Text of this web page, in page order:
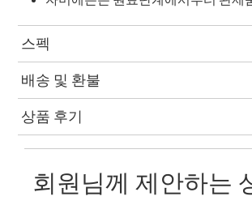
스펙
배송 및 환불
상품 후기
회원님께 제안하는